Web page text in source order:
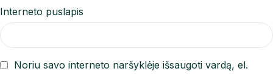
Interneto puslapis
Noriu savo interneto naršyklėje išsaugoti vardą, el.